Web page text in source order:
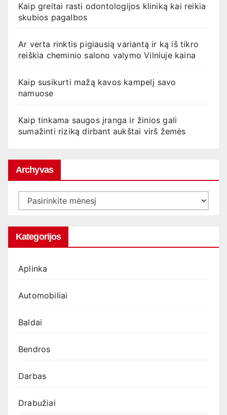
Kaip greitai rasti odontologijos kliniką kai reikia
skubios pagalbos
Ar verta rinktis pigiausią variantą ir ką iš tikro
reiškia cheminio salono valymo Vilniuje kaina
Kaip susikurti mažą kavos kampelį savo
namuose
Kaip tinkama saugos įranga ir žinios gali
sumažinti riziką dirbant aukštai virš žemės
Archyvas
Archyvas
Kategorijos
Aplinka
Automobiliai
Baldai
Bendros
Darbas
Drabužiai